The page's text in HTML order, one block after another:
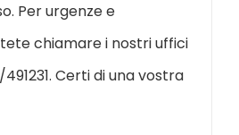
Per urgenze e
chiamare i nostri uffici
Certi di una vostra